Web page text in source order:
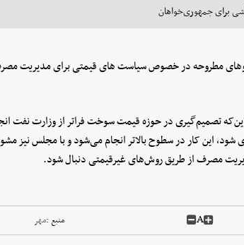
برای جمهوری‌خواهان
مطروحه در خصوص سیاست های قیمتی برای مدیریت
تصمیم‌گیری در حوزه قیمت سوخت فراتر از وزارت نفت
شود، این کار در سطوح بالاتر انجام می‌شود و با مجلس نیز
مصرف از طریق روش‌های غیرقیمتی دنبال شود.
A منبع :مهر